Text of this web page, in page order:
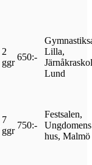
2
ggr
650:-
Lilla,
Lund
7
ggr
750:-
Festsalen,
Ungdomens
hus, Malmö